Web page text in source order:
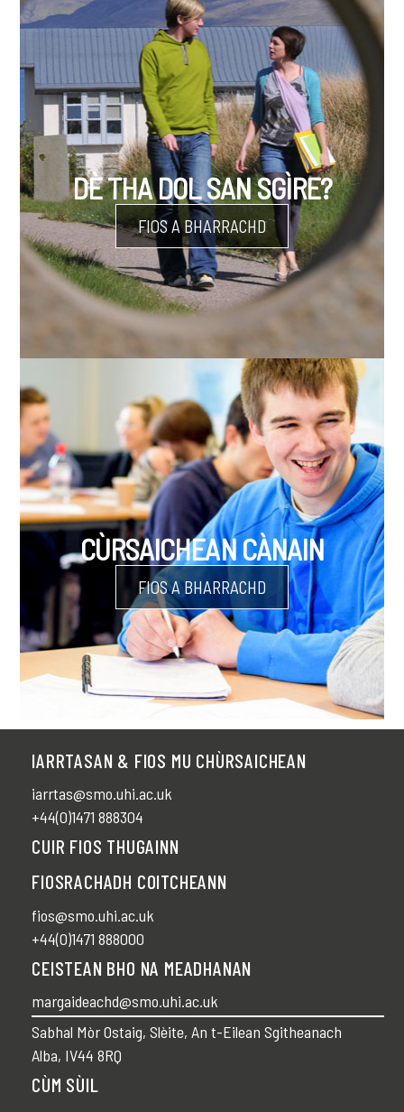
DÈ THA DOL SAN SGÌRE?
FIOS A BHARRACHD
CÙRSAICHEAN CÀNAIN
FIOS A BHARRACHD
IARRTASAN & FIOS MU CHÙRSAICHEAN
iarrtas@smo.uhi.ac.uk
+44(0)1471 888304
CUIR FIOS THUGAINN
FIOSRACHADH COITCHEANN
fios@smo.uhi.ac.uk
+44(0)1471 888000
CEISTEAN BHO NA MEADHANAN
margaideachd@smo.uhi.ac.uk
Sabhal Mòr Ostaig, Slèite, An t-Eilean Sgitheanach
Alba, IV44 8RQ
CÙM SÙIL